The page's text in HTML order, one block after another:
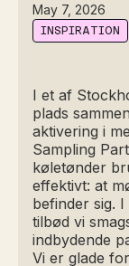
May 7, 2026
INSPIRATION
I et af
plads
aktivering i
Sampling
køletønder
effektivt: at
befinder sig.
tilbød vi
indbydende
Vi er glade